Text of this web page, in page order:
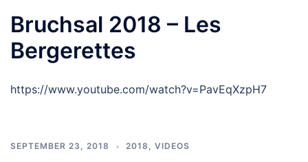
Bruchsal 2018 – Les
Bergerettes
https://www.youtube.com/watch?v=PavEqXzpH7
SEPTEMBER 23, 2018 2018 , VIDEOS